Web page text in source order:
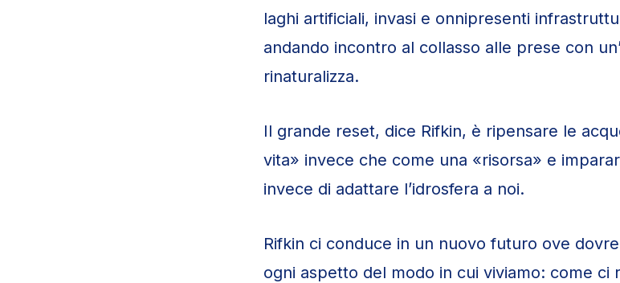
laghi artificiali, invasi e onnipresenti
andando incontro al collasso alle prese con
rinaturalizza.
Il grande reset, dice Rifkin, è ripensare le
vita» invece che come una «risorsa» e
invece di adattare l’idrosfera a noi.
Rifkin ci conduce in un nuovo futuro ove
ogni aspetto del modo in cui viviamo: come ci